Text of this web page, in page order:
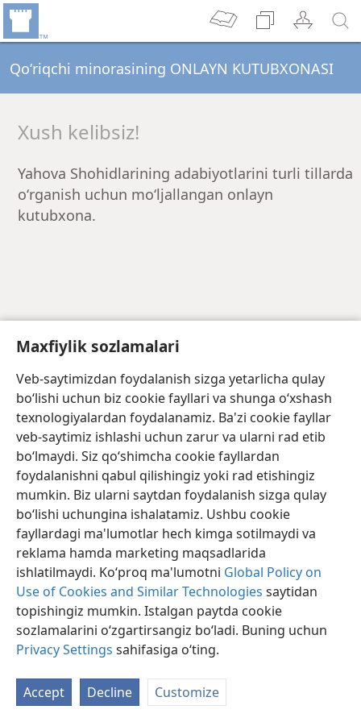
Maxfiylik sozlamalari
Veb-saytimizdan foydalanish sizga yetarlicha qulay
bo‘lishi uchun biz cookie fayllari va shunga o‘xshash
texnologiyalardan foydalanamiz. Ba'zi cookie fayllar
veb-saytimiz ishlashi uchun zarur va ularni rad etib
bo‘lmaydi. Siz qo‘shimcha cookie fayllardan
foydalanishni qabul qilishingiz yoki rad etishingiz
mumkin. Biz ularni saytdan foydalanish sizga qulay
bo‘lishi uchungina ishalatamiz. Ushbu cookie
fayllardagi ma'lumotlar hech kimga sotilmaydi va
reklama hamda marketing maqsadlarida
ishlatilmaydi. Ko‘proq ma'lumotni Global Policy on
Use of Cookies and Similar Technologies saytidan
topishingiz mumkin. Istalgan paytda cookie
sozlamalarini o‘zgartirsangiz bo‘ladi. Buning uchun
Privacy Settings sahifasiga o‘ting.
Accept Decline Customize
Qoʻriqchi minorasining ONLAYN KUTUBXONASI
Xush kelibsiz!
Yahova Shohidlarining adabiyotlarini turli tillarda
oʻrganish uchun moʻljallangan onlayn
kutubxona.
Adabiyotlarni yuklab olish uchun, marhamat,
o‘zbekcha (lotin) Ulashish Sozlamalar
Copyright
Foydalanish shartlari Maxfiylik siyosati
Maxfiylik sozlamalari
JW.ORG
Kirish